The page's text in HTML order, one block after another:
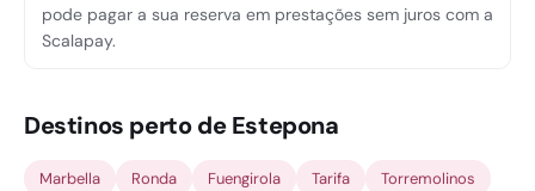
pode pagar a sua reserva em prestações sem juros com a
Scalapay.
Destinos perto de Estepona
Marbella Ronda Fuengirola Tarifa
Torremolinos